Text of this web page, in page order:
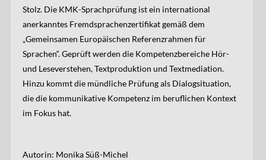
Stolz. Die KMK-Sprachprüfung ist ein international
anerkanntes Fremdsprachenzertifikat gemäß dem
„Gemeinsamen Europäischen Referenzrahmen für
Sprachen“. Geprüft werden die Kompetenzbereiche Hör-
und Leseverstehen, Textproduktion und Textmediation.
Hinzu kommt die mündliche Prüfung als Dialogsituation,
die die kommunikative Kompetenz im beruflichen Kontext
im Fokus hat.
Autorin: Monika Süß-Michel